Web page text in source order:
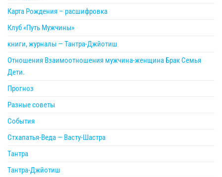
Карта Рождения – расшифровка
Клуб «Путь Мужчины»
книги, журналы — Тантра-Джйотиш
Отношения Взаимоотношения мужчина-женщина Брак Семья
Дети.
Прогноз
Разные советы
События
Стхапатья-Веда — Васту-Шастра
Тантра
Тантра-Джйотиш